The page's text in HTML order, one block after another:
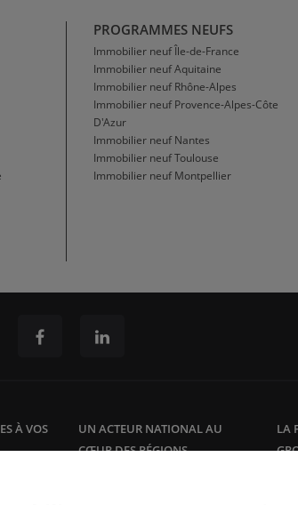
PROGRAMMES NEUFS
Immobilier neuf Île-de-France
Immobilier neuf Aquitaine
Immobilier neuf Rhône-Alpes
Immobilier neuf Provence-Alpes-Côte
D'Azur
Immobilier neuf Nantes
Immobilier neuf Toulouse
Immobilier neuf Montpellier
À VOS
UN ACTEUR NATIONAL AU
CŒUR DES RÉGIONS
LA